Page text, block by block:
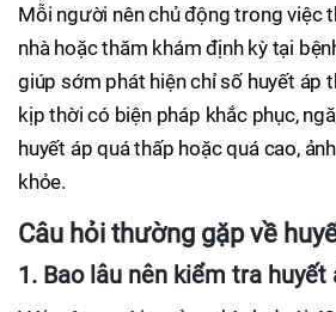
Mỗi người nên chủ động trong việc
nhà hoặc thăm khám định kỳ tại
giúp sớm phát hiện chỉ số huyết áp
kịp thời có biện pháp khắc phục,
huyết áp quá thấp hoặc quá cao,
khỏe.
Câu hỏi thường gặp về
1. Bao lâu nên kiểm tra huyết